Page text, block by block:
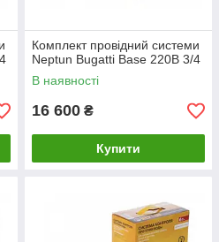
Комплект провідний системи
Neptun Bugatti Base 220B 3/4
В наявності
16 600 ₴
Купити